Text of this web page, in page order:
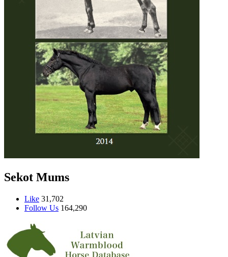
Sekot Mums
Like 31,702
Follow Us 164,290